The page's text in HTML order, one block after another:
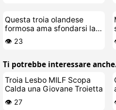
Questa troia olandese
formosa ama sfondarsi la
figa col suo cazzo di
gomma
👁️ 23
Ti potrebbe interessare
Troia Lesbo MILF Scopa
Calda una Giovane Troietta
👁️ 27